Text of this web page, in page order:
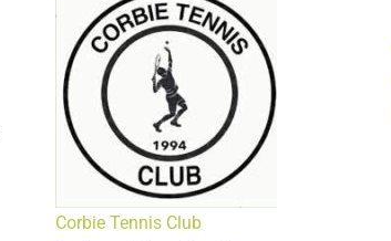
Corbie Tennis Club